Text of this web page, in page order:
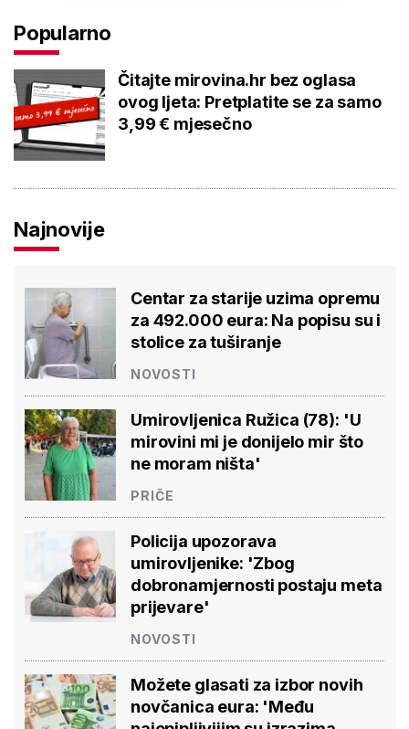
Popularno
Čitajte mirovina.hr bez oglasa
ovog ljeta: Pretplatite se za samo
3,99 € mjesečno
Najnovije
Centar za starije uzima opremu
za 492.000 eura: Na popisu su i
stolice za tuširanje
NOVOSTI
Umirovljenica Ružica (78): 'U
mirovini mi je donijelo mir što
ne moram ništa'
PRIČE
Policija upozorava
umirovljenike: 'Zbog
dobronamjernosti postaju meta
prijevare'
NOVOSTI
Možete glasati za izbor novih
novčanica eura: 'Među